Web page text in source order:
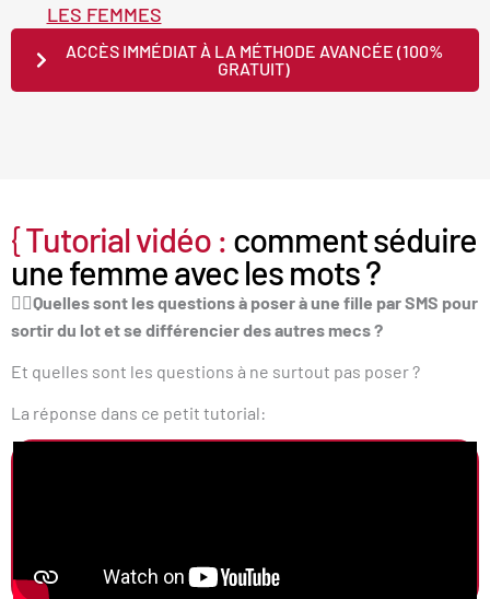
LES FEMMES
ACCÈS IMMÉDIAT À LA MÉTHODE AVANCÉE (100%
GRATUIT)
{Tutorial vidéo : comment séduire
une femme avec les mots ?
👇🏻Quelles sont les questions à poser à une fille par SMS pour
sortir du lot et se différencier des autres mecs ?
Et quelles sont les questions à ne surtout pas poser ?
La réponse dans ce petit tutorial: